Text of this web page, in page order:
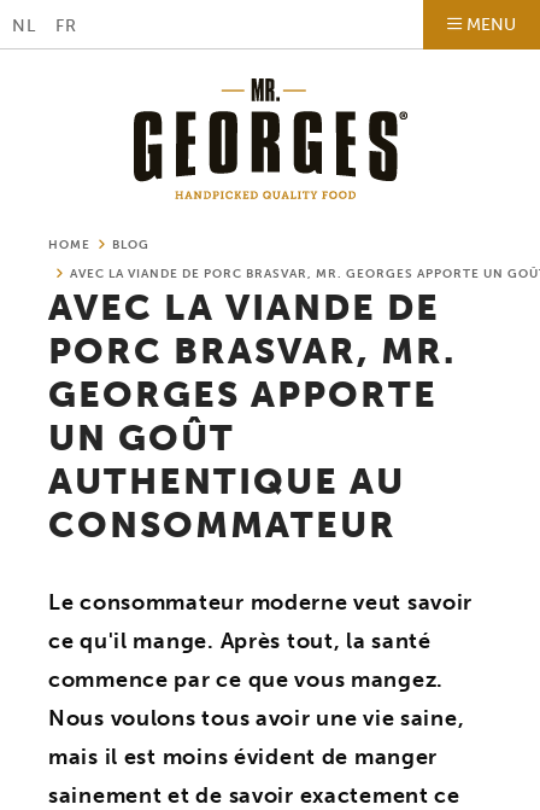
NL FR MENU
HOME
BLOG
AVEC LA VIANDE DE PORC BRASVAR, MR. GEORGES APPORTE UN
AVEC LA VIANDE DE
PORC BRASVAR, MR.
GEORGES APPORTE
UN GOÛT
AUTHENTIQUE AU
CONSOMMATEUR
Le consommateur moderne veut savoir
ce qu'il mange. Après tout, la santé
commence par ce que vous mangez.
Nous voulons tous avoir une vie saine,
mais il est moins évident de manger
sainement et de savoir exactement ce